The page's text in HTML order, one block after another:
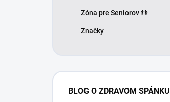
Zóna pre Seniorov 👫
Značky
BLOG O ZDRAVOM SPÁNKU